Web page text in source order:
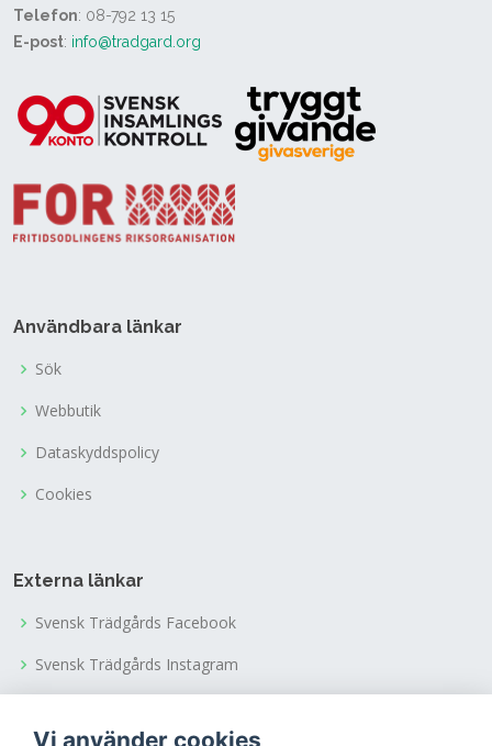
Telefon: 08-792 13 15
E-post: info@tradgard.org
Användbara länkar
Sök
Webbutik
Dataskyddspolicy
Cookies
Externa länkar
Svensk Trädgårds Facebook
Svensk Trädgårds Instagram
Vi använder cookies